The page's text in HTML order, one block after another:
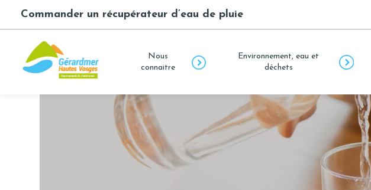
Commander un récupérateur d’eau de pluie
Nous
connaitre
Environnement, eau et
déchets